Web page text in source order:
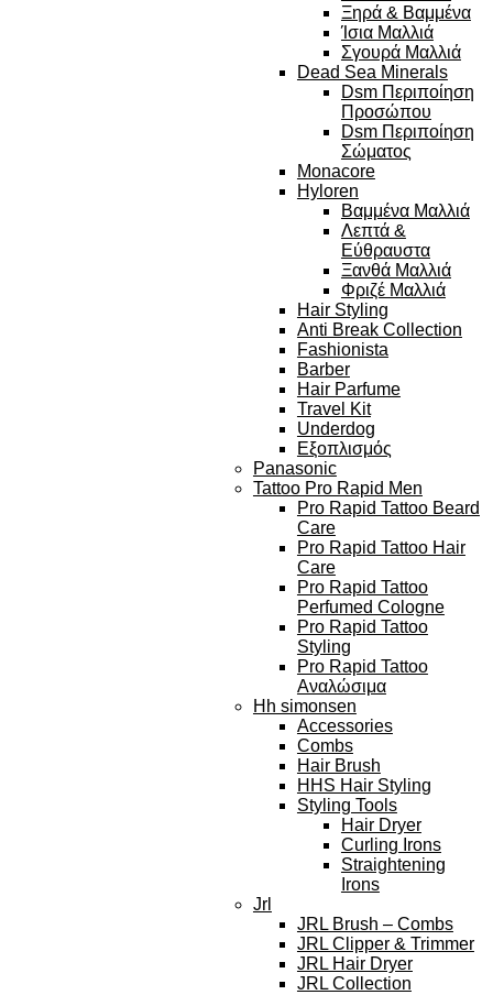
Ξηρά & Βαμμένα
Ίσια Μαλλιά
Σγουρά Μαλλιά
Dead Sea Minerals
Dsm Περιποίηση
Προσώπου
Dsm Περιποίηση
Σώματος
Monacore
Hyloren
Βαμμένα Μαλλιά
Λεπτά &
Εύθραυστα
Ξανθά Μαλλιά
Φριζέ Μαλλιά
Hair Styling
Anti Break Collection
Fashionista
Barber
Hair Parfume
Travel Kit
Underdog
Εξοπλισμός
Panasonic
Tattoo Pro Rapid Men
Pro Rapid Tattoo Beard
Care
Pro Rapid Tattoo Hair
Care
Pro Rapid Tattoo
Perfumed Cologne
Pro Rapid Tattoo
Styling
Pro Rapid Tattoo
Αναλώσιμα
Hh simonsen
Accessories
Combs
Hair Brush
HHS Hair Styling
Styling Tools
Hair Dryer
Curling Irons
Straightening
Irons
Jrl
JRL Brush – Combs
JRL Clipper & Trimmer
JRL Hair Dryer
JRL Collection